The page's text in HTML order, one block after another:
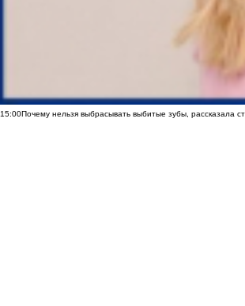
15:00Почему нельзя выбрасывать выбитые зубы, рассказала